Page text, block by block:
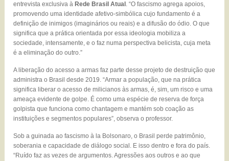
entrevista exclusiva à Rede Brasil Atual . “O fascismo agrega apoios,
promovendo uma identidade afetivo-simbólica cujo fundamento é a
definição de inimigos (imaginários ou reais) e a difusão do ódio. O que
significa que a prática orientada por essa ideologia mobiliza a
sociedade, intensamente, e o faz numa perspectiva belicista, cuja meta
é a eliminação do outro.”
A liberação do acesso a armas faz parte desse projeto de destruição que
administra o Brasil desde 2019. “Armar a população, que na prática
significa liberar o acesso de milicianos às armas, é, sim, um risco e uma
ameaça evidente de golpe. É como uma espécie de reserva de força
golpista que funciona como chantagem e mantém sob coação as
instituições e segmentos populares”, observa o professor.
Sob a guinada ao fascismo à la Bolsonaro, o Brasil perde patrimônio,
soberania e capacidade de diálogo social. E isso dentro e fora do país.
“Ruído faz as vezes de argumentos. Agressões aos outros e ao que